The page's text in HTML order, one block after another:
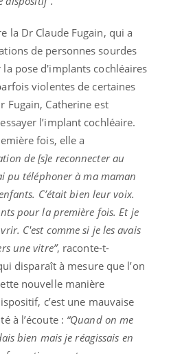
la Dr Claude Fugain, qui a
de personnes sourdes
pose d'implants cochléaires
violentes de certaines
Fugain, Catherine est
l’implant cochléaire.
fois, elle a
de [s]e reconnecter au
pu téléphoner à ma maman
C’était bien leur voix.
pour la première fois. Et je
C'est comme si je les avais
une vitre”, raconte-t-
disparaît à mesure que l’on
nouvelle manière
c’est une mauvaise
à l’écoute : “Quand on me
bien mais je réagissais en